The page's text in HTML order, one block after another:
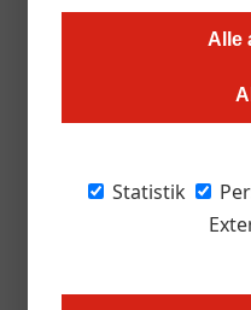
Alle
Statistik
T.A.I. Werbe Grand Prix:
ausgezeichnet.
auch werden mag: